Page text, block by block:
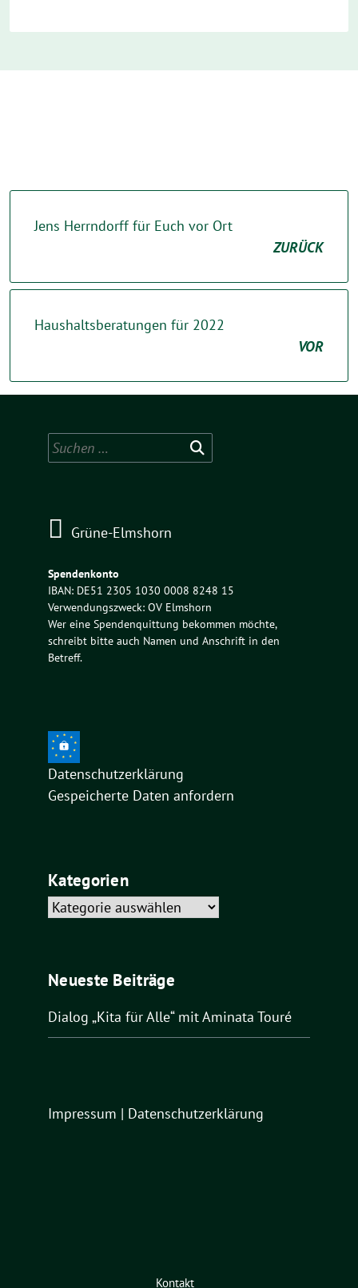
Jens Herrndorff für Euch vor Ort
ZURÜCK
Haushaltsberatungen für 2022
VOR
Suchen
nach:
Grüne-Elmshorn
Spendenkonto
IBAN: DE51 2305 1030 0008 8248 15
Verwendungszweck: OV Elmshorn
Wer eine Spendenquittung bekommen möchte,
schreibt bitte auch Namen und Anschrift in den
Betreff.
Datenschutzerklärung
Gespeicherte Daten anfordern
Kategorien
Kategorien
Neueste Beiträge
Dialog „Kita für Alle“ mit Aminata Touré
Impressum | Datenschutzerklärung
Kontakt